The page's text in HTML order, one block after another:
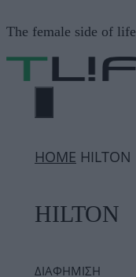
σε
περιεχόμενο
The female side of life
ΜΕΝΟΎ
ΗΟΜΕ HILTON
HILTON
ΔΙΑΦΗΜΙΣΗ